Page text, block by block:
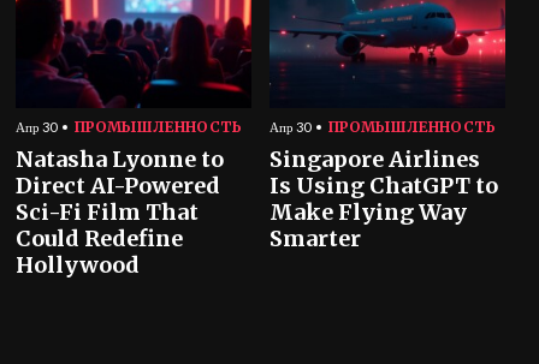
Апр 30 ПРОМЫШЛЕННОСТЬ
Natasha Lyonne to
Direct AI-Powered
Sci-Fi Film That
Could Redefine
Hollywood
Апр 30 ПРОМЫШЛЕННОСТЬ
Singapore Airlines
Is Using ChatGPT to
Make Flying Way
Smarter